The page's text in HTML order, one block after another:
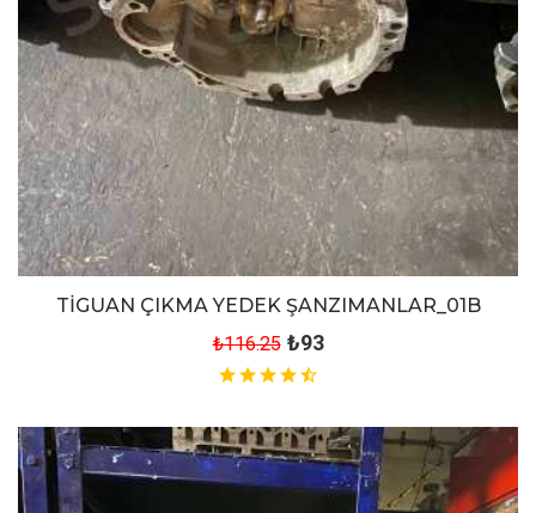
TİGUAN ÇIKMA YEDEK ŞANZIMANLAR_01B
₺116.25 ₺93